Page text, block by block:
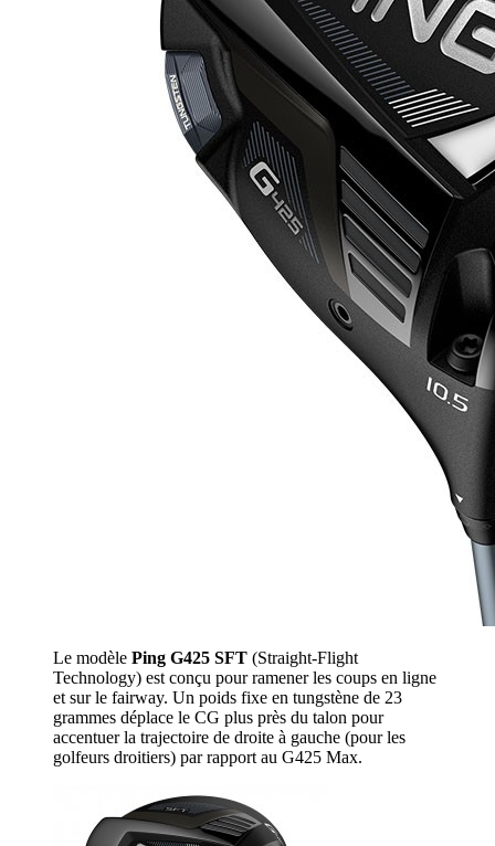
Le modèle Ping G425 SFT (Straight-Flight
Technology) est conçu pour ramener les coups en ligne
et sur le fairway. Un poids fixe en tungstène de 23
grammes déplace le CG plus près du talon pour
accentuer la trajectoire de droite à gauche (pour les
golfeurs droitiers) par rapport au G425 Max.